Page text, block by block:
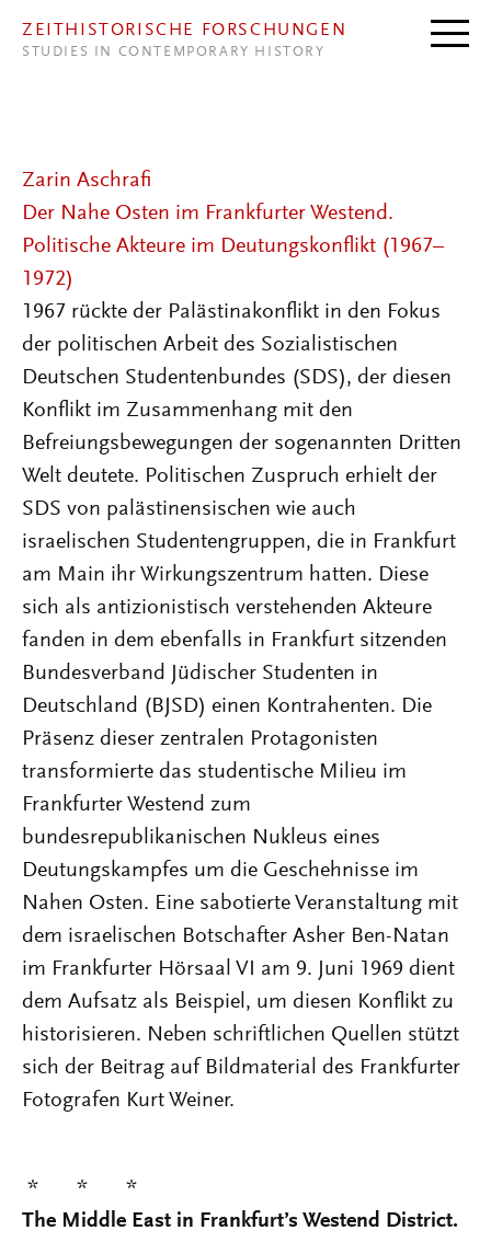
ZEITHISTORISCHE FORSCHUNGEN
STUDIES IN CONTEMPORARY HISTORY
Zarin Aschrafi
Der Nahe Osten im Frankfurter Westend.
Politische Akteure im Deutungskonflikt (1967–
1972)
1967 rückte der Palästinakonflikt in den Fokus
der politischen Arbeit des Sozialistischen
Deutschen Studentenbundes (SDS), der diesen
Konflikt im Zusammenhang mit den
Befreiungsbewegungen der sogenannten Dritten
Welt deutete. Politischen Zuspruch erhielt der
SDS von palästinensischen wie auch
israelischen Studentengruppen, die in Frankfurt
am Main ihr Wirkungszentrum hatten. Diese
sich als antizionistisch verstehenden Akteure
fanden in dem ebenfalls in Frankfurt sitzenden
Bundesverband Jüdischer Studenten in
Deutschland (BJSD) einen Kontrahenten. Die
Präsenz dieser zentralen Protagonisten
transformierte das studentische Milieu im
Frankfurter Westend zum
bundesrepublikanischen Nukleus eines
Deutungskampfes um die Geschehnisse im
Nahen Osten. Eine sabotierte Veranstaltung mit
dem israelischen Botschafter Asher Ben-Natan
im Frankfurter Hörsaal VI am 9. Juni 1969 dient
dem Aufsatz als Beispiel, um diesen Konflikt zu
historisieren. Neben schriftlichen Quellen stützt
sich der Beitrag auf Bildmaterial des Frankfurter
Fotografen Kurt Weiner.
* * *
The Middle East in Frankfurt’s Westend District.